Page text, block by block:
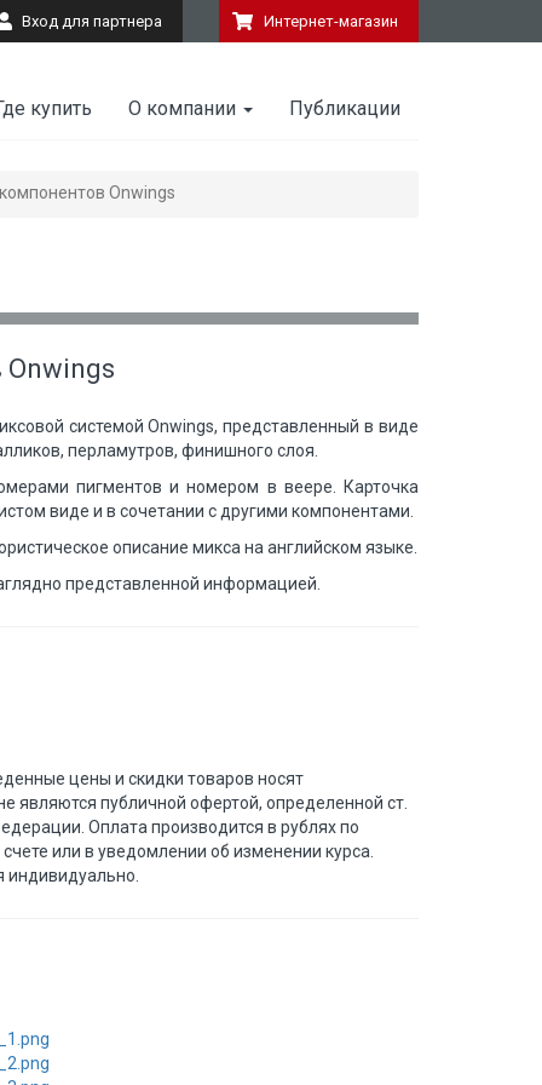
Вход для партнера Интернет-магазин
купить О компании Публикации
Onwings
системой Onwings, представленный в виде
перламутров, финишного слоя.
пигментов и номером в веере. Карточка
виде и в сочетании с другими компонентами.
описание микса на английском языке.
представленной информацией.
цены и скидки товаров носят
являются публичной офертой, определенной ст.
Оплата производится в рублях по
или в уведомлении об изменении курса.
индивидуально.